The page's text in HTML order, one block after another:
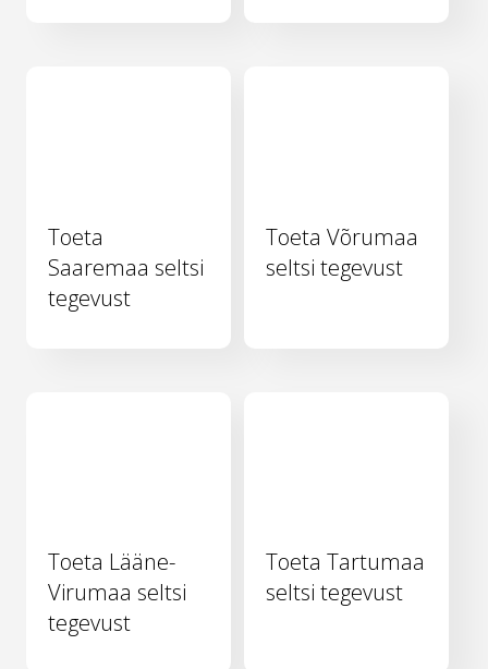
Toeta
Saaremaa seltsi
tegevust
Toeta Võrumaa
seltsi tegevust
Toeta Lääne-
Virumaa seltsi
tegevust
Toeta Tartumaa
seltsi tegevust